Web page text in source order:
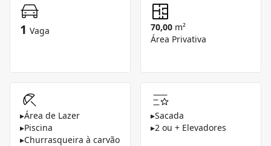
1 Vaga 70,00 m²
Área Privativa
▸Área de Lazer
▸Piscina
▸Churrasqueira à carvão
▸Sacada
▸2 ou + Elevadores